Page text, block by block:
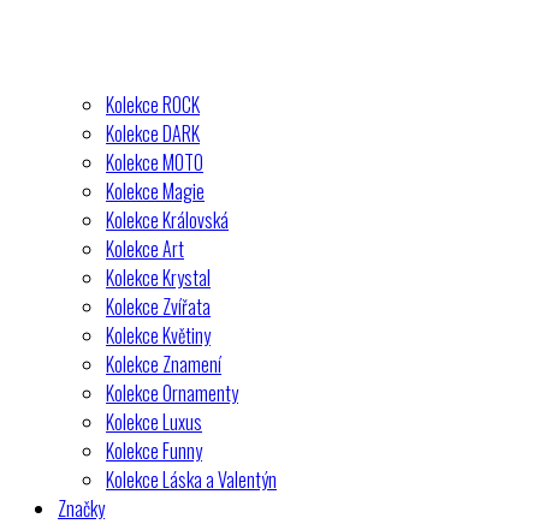
Kolekce ROCK
Kolekce DARK
Kolekce MOTO
Kolekce Magie
Kolekce Královská
Kolekce Art
Kolekce Krystal
Kolekce Zvířata
Kolekce Květiny
Kolekce Znamení
Kolekce Ornamenty
Kolekce Luxus
Kolekce Funny
Kolekce Láska a Valentýn
Značky